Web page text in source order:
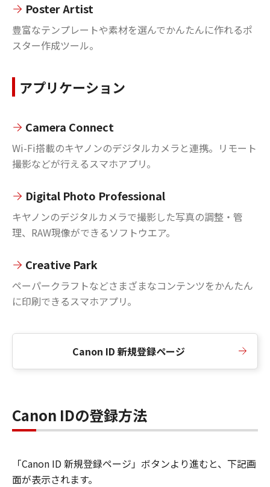
Poster Artist
豊富なテンプレートや素材を選んでかんたんに作れるポ
スター作成ツール。
アプリケーション
Camera Connect
Wi-Fi搭載のキヤノンのデジタルカメラと連携。リモート
撮影などが行えるスマホアプリ。
Digital Photo Professional
キヤノンのデジタルカメラで撮影した写真の調整・管
理、RAW現像ができるソフトウエア。
Creative Park
ペーパークラフトなどさまざまなコンテンツをかんたん
に印刷できるスマホアプリ。
Canon ID 新規登録ページ
Canon IDの登録方法
「Canon ID 新規登録ページ」ボタンより進むと、下記画
面が表示されます。